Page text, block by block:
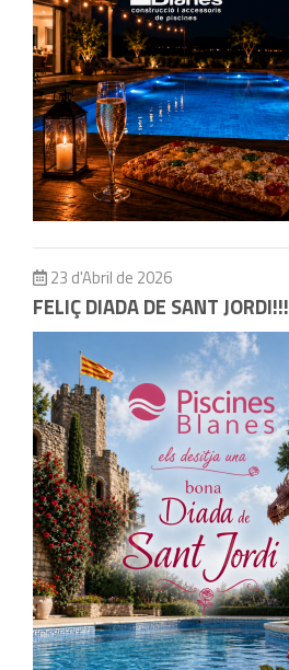
23 d'Abril de 2026
FELIÇ DIADA DE SANT JORDI!!!